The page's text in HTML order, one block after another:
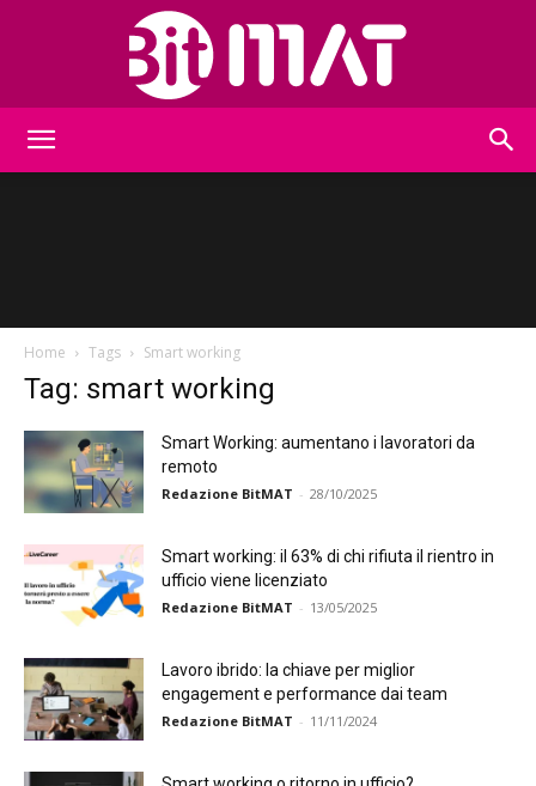
Home Tags Smart working
Tag: smart working
Smart Working: aumentano i lavoratori da
remoto
Redazione BitMAT - 28/10/2025
Smart working: il 63% di chi rifiuta il rientro in
ufficio viene licenziato
Redazione BitMAT - 13/05/2025
Lavoro ibrido: la chiave per miglior
engagement e performance dai team
Redazione BitMAT - 11/11/2024